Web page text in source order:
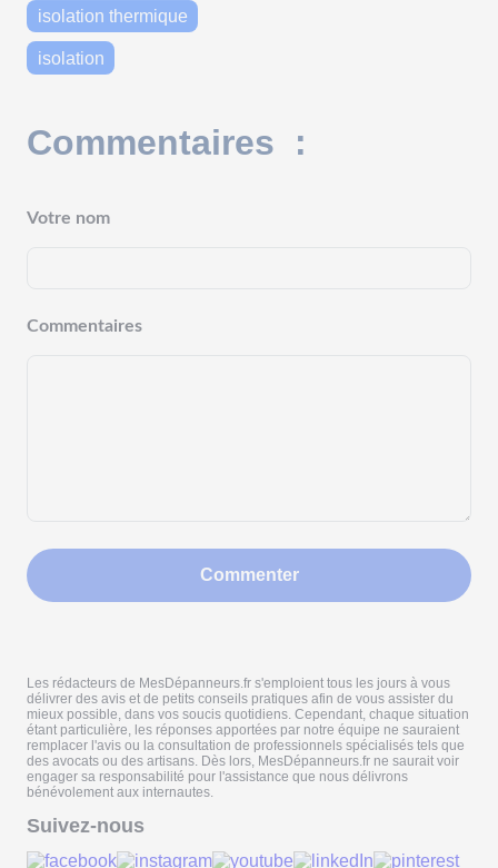
isolation thermique
isolation
Commentaires :
Votre nom
Commentaires
Commenter
Les rédacteurs de MesDépanneurs.fr s'emploient tous les jours à vous
délivrer des avis et de petits conseils pratiques afin de vous assister du
mieux possible, dans vos soucis quotidiens. Cependant, chaque situation
étant particulière, les réponses apportées par notre équipe ne sauraient
remplacer l'avis ou la consultation de professionnels spécialisés tels que
des avocats ou des artisans. Dès lors, MesDépanneurs.fr ne saurait voir
engager sa responsabilité pour l'assistance que nous délivrons
bénévolement aux internautes.
Suivez-nous